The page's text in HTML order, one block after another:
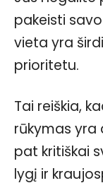
pakeisti
vieta yra
prioritetu.
Tai reiškia,
rūkymas yra
pat kritiškai
lygį ir